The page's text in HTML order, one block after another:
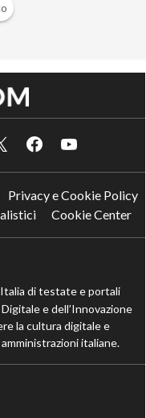
Privacy e Cookie Policy
Cookie Center
di testate e portali
e dell’Innovazione
la cultura digitale e
italiane.